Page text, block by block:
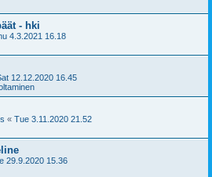
- hki
4.3.2021 16.18
12.12.2020 16.45
« Tue 3.11.2020 21.52
29.9.2020 15.36